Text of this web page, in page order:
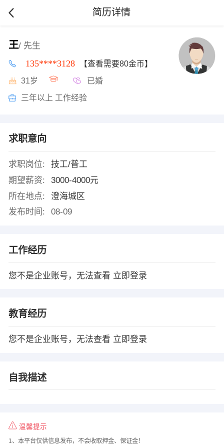
简历详情
王/ 先生
135****3128 【查看需要80金币】
31岁 已婚
三年以上 工作经验
求职意向
求职岗位:
技工/普工
期望薪资:
3000-4000元
所在地点:
澄海城区
发布时间:
08-09
工作经历
您不是企业账号，无法查看 立即登录
教育经历
您不是企业账号，无法查看 立即登录
自我描述
温馨提示
1、本平台仅供信息发布，不会收取押金、保证金！